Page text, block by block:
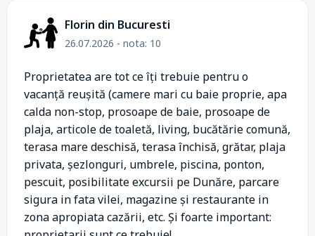
Florin din Bucuresti
26.07.2026 - nota: 10
Proprietatea are tot ce îți trebuie pentru o
vacanță reușită (camere mari cu baie proprie, apa
calda non-stop, prosoape de baie, prosoape de
plaja, articole de toaletă, living, bucătărie comună,
terasa mare deschisă, terasa închisă, grătar, plaja
privata, șezlonguri, umbrele, piscina, ponton,
pescuit, posibilitate excursii pe Dunăre, parcare
sigura in fata vilei, magazine și restaurante in
zona apropiata cazării, etc. Și foarte important: